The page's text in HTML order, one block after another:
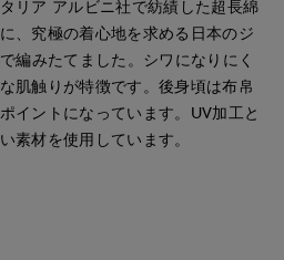
リア アルビニ社で紡績した超長綿
、究極の着心地を求める日本のジ
編みたてました。シワになりにく
肌触りが特徴です。後身頃は布帛
イントになっています。UV加工と
素材を使用しています。